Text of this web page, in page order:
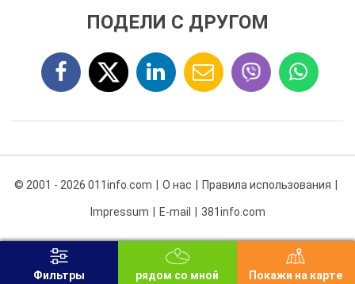
ПОДЕЛИ С ДРУГОМ
© 2001 - 2026 011info.com О нас Правила использования
Impressum E-mail 381info.com
Фильтры рядом со мной Покажи на карте